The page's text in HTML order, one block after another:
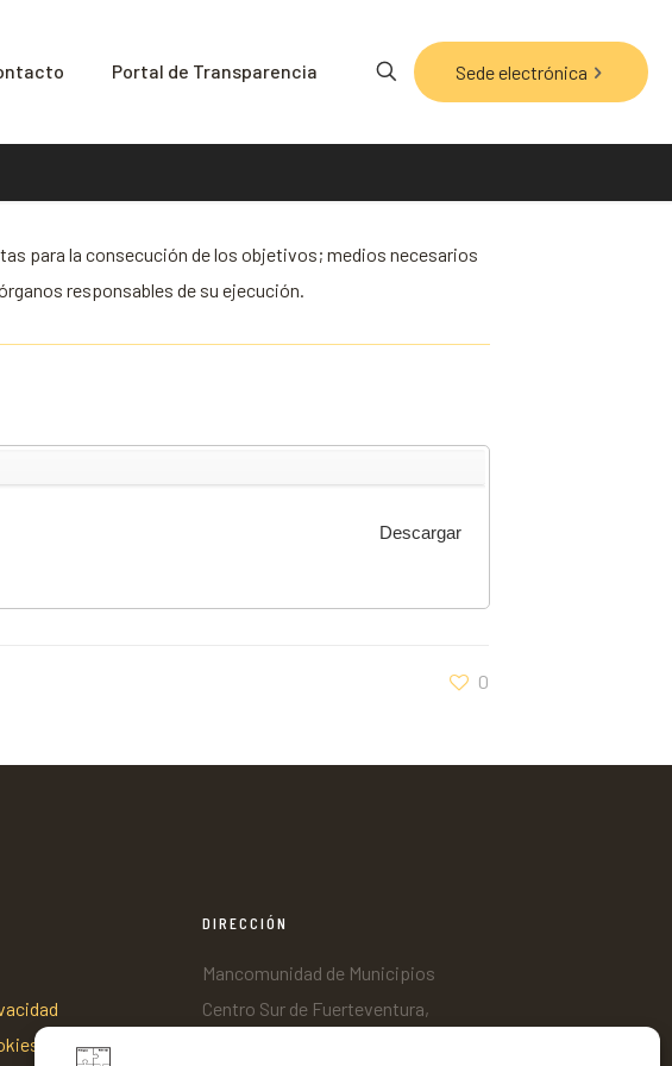
Portal de Transparencia Sede electrónica
para la consecución de los objetivos; medios necesarios
responsables de su ejecución.
Descargar
0
DIRECCIÓN
Mancomunidad de Municipios
Centro Sur de Fuerteventura,